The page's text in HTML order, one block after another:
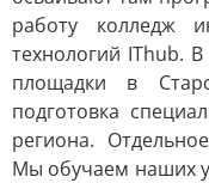
работу колледж
технологий IThub.
площадки в
подготовка
региона.
Мы обучаем наших